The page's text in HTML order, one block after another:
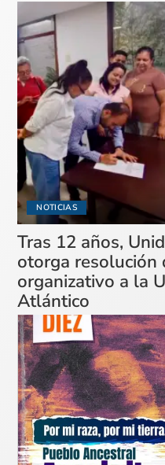
NOTICIAS
Tras 12 años,
otorga
organizativo a la
Atlántico